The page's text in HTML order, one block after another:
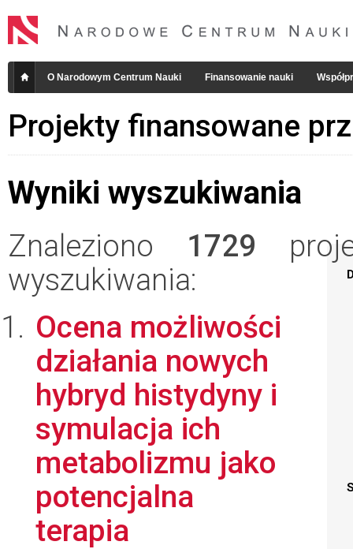
O Narodowym Centrum Nauki Finansowanie nauki
Projekty finansowane
Wyniki wyszukiwania
Znaleziono 1729
wyszukiwania:
Ocena możliwości
działania nowych
hybryd histydyny i
symulacja ich
metabolizmu jako
potencjalna
terapia